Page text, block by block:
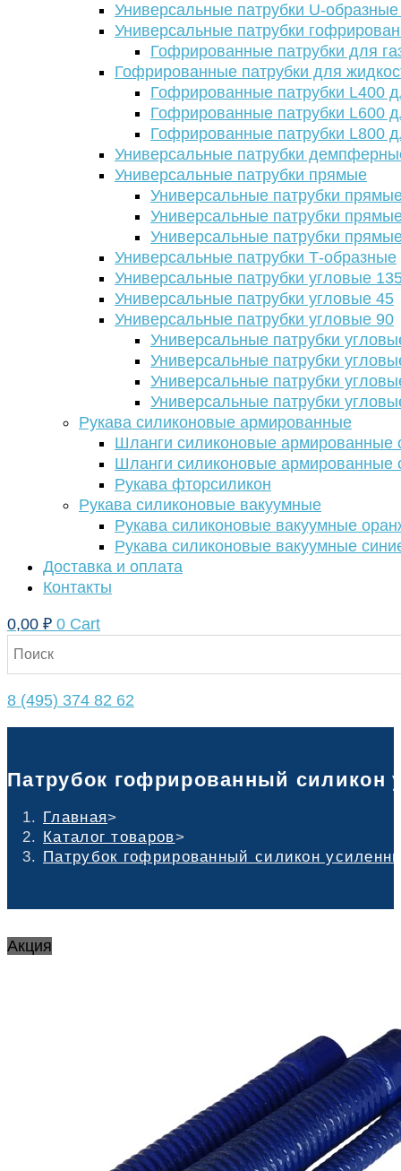
Универсальные патрубки U-
Универсальные патрубки
Гофрированные патрубки для
Гофрированные патрубки для
Гофрированные патрубки L400
Гофрированные патрубки L600
Гофрированные патрубки L800
Универсальные патрубки
Универсальные патрубки прямые
Универсальные патрубки
Универсальные патрубки
Универсальные патрубки
Универсальные патрубки Т-образные
Универсальные патрубки угловые
Универсальные патрубки угловые 45
Универсальные патрубки угловые 90
Универсальные патрубки
Универсальные патрубки
Универсальные патрубки
Универсальные патрубки
Рукава силиконовые армированные
Шланги силиконовые армированные
Шланги силиконовые армированные
Рукава фторсиликон
Рукава силиконовые вакуумные
Рукава силиконовые вакуумные
Рукава силиконовые вакуумные
Доставка и оплата
Контакты
0,00 ₽ 0 Cart
8 (495) 374 82 62
Патрубок гофрированный силикон
Главная>
Каталог товаров>
Патрубок гофрированный силикон
Акция